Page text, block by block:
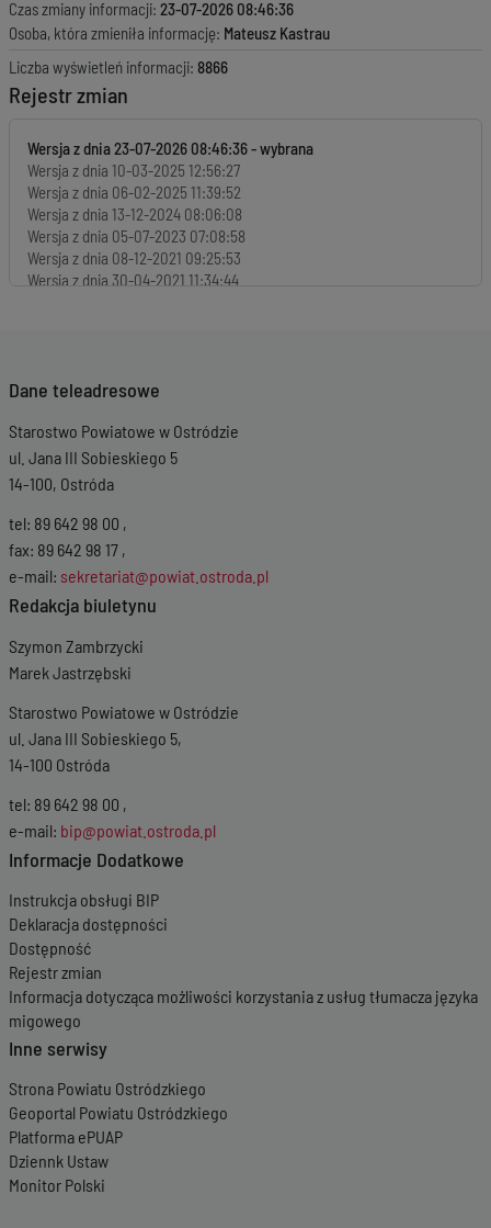
Czas zmiany informacji: 23-07-2026 08:46:36
Osoba, która zmieniła informację: Mateusz Kastrau
Liczba wyświetleń informacji: 8866
Rejestr zmian
Wersja z dnia23-07-2026 08:46:36
Wersja z dnia 10-03-2025 12:56:27
Wersja z dnia 06-02-2025 11:39:52
Wersja z dnia 13-12-2024 08:06:08
Wersja z dnia 05-07-2023 07:08:58
Wersja z dnia 08-12-2021 09:25:53
Wersja z dnia 30-04-2021 11:34:44
Dane teleadresowe
Starostwo Powiatowe w Ostródzie
ul. Jana III Sobieskiego 5
14-100, Ostróda
tel: 89 642 98 00 ,
fax: 89 642 98 17 ,
e-mail: sekretariat@powiat.ostroda.pl
Redakcja biuletynu
Szymon Zambrzycki
Marek Jastrzębski
Starostwo Powiatowe w Ostródzie
ul. Jana III Sobieskiego 5,
14-100 Ostróda
tel: 89 642 98 00 ,
e-mail: bip@powiat.ostroda.pl
Informacje Dodatkowe
Instrukcja obsługi BIP
Deklaracja dostępności
Dostępność
Rejestr zmian
Informacja dotycząca możliwości korzystania z usług tłumacza języka
migowego
Inne serwisy
Strona Powiatu Ostródzkiego
Geoportal Powiatu Ostródzkiego
Platforma ePUAP
Dziennk Ustaw
Monitor Polski